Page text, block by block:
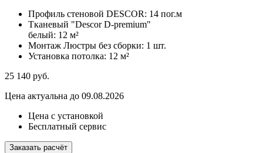
Профиль стеновой DESCOR: 14 пог.м
Тканевый "Descor D-premium"
белый: 12 м²
Монтаж Люстры без сборки: 1 шт.
Установка потолка: 12 м²
25 140 руб.
Цена актуальна до 09.08.2026
Цена с установкой
Бесплатный сервис
Заказать расчёт